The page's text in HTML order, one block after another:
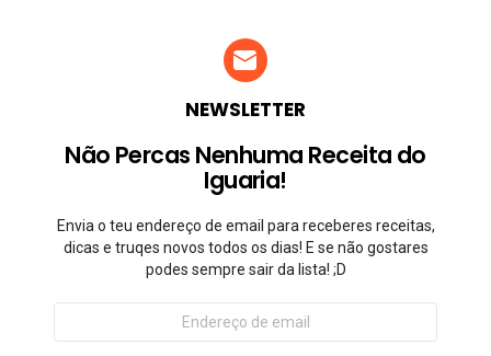
NEWSLETTER
Não Percas Nenhuma Receita do
Iguaria!
Envia o teu endereço de email para receberes receitas,
dicas e truqes novos todos os dias! E se não gostares
podes sempre sair da lista! ;D
Endereço
email